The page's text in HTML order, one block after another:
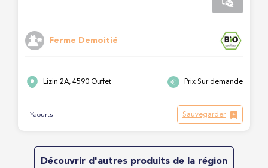
Ferme Demoitié
Lizin 2A, 4590 Ouffet Prix Sur demande
Yaourts Sauvegarder
Découvrir d'autres produits de la région